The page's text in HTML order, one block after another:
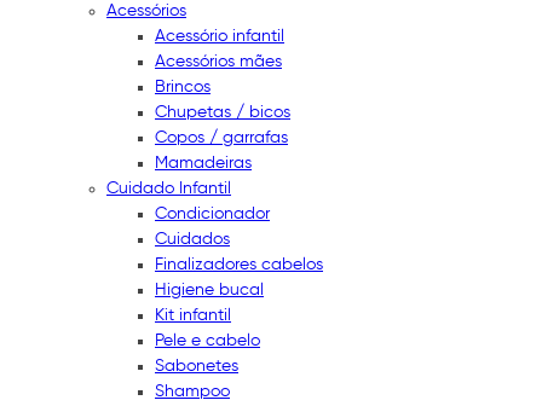
Acessórios
Acessório infantil
Acessórios mães
Brincos
Chupetas / bicos
Copos / garrafas
Mamadeiras
Cuidado Infantil
Condicionador
Cuidados
Finalizadores cabelos
Higiene bucal
Kit infantil
Pele e cabelo
Sabonetes
Shampoo